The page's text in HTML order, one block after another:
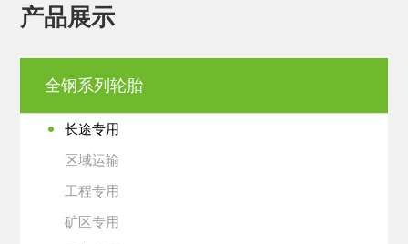
产品展示
全钢系列轮胎
长途专用
区域运输
工程专用
矿区专用